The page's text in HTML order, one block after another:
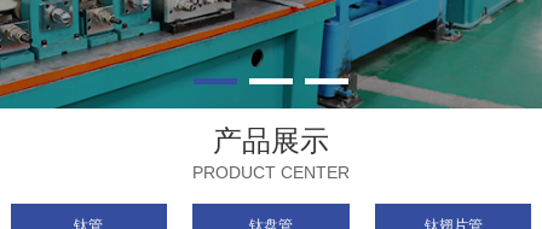
产品展示
PRODUCT CENTER
钛管 钛盘管 钛翅片管